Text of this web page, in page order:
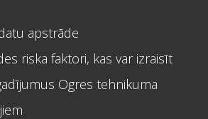
apstrāde
riska faktori, kas var izraisīt
Ogres tehnikuma